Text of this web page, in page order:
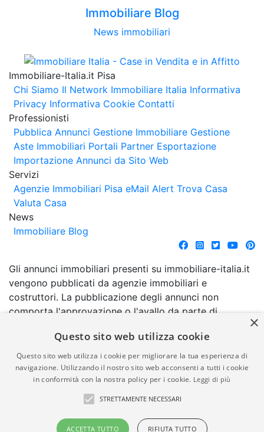
Immobiliare Blog
News immobiliari
Immobiliare-Italia.it Pisa
Chi Siamo Il Network Immobiliare Italia Informativa
Privacy Informativa Cookie Contatti
Professionisti
Pubblica Annunci Gestione Immobiliare Gestione
Aste Immobiliari Portali Partner Esportazione
Importazione Annunci da Sito Web
Servizi
Agenzie Immobiliari Pisa eMail Alert Trova Casa
Valuta Casa
News
Immobiliare Blog
Gli annunci immobiliari presenti su immobiliare-italia.it
vengono pubblicati da agenzie immobiliari e
costruttori. La pubblicazione degli annunci non
comporta l'approvazione o l'avallo da parte di
garanzia da parte di quest'ultima. immobiliare-italia.it
quindi non è responsabile della veridicità, della
correttezza, della completezza, della normativa in
materia di privacy e/o di alcun altro aspetto dei
suddetti annunci.
© Copyright 2007 - 2026
Powered by
×
Questo sito web utilizza cookie
Questo sito web utilizza i cookie per migliorare la tua esperienza di
navigazione. Utilizzando il nostro sito web acconsenti a tutti i cookie
in conformità con la nostra policy per i cookie. Leggi di più
STRETTAMENTE NECESSARI
ACCETTA TUTTO RIFIUTA TUTTO